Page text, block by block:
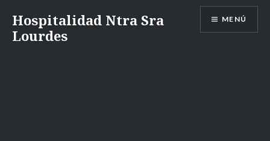
contenido
Hospitalidad Ntra Sra
Lourdes
MENÚ